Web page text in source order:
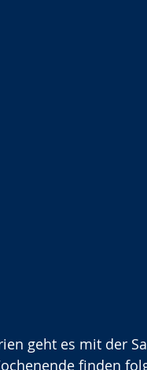
geht es mit der
finden